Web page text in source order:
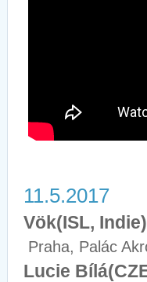
11.5.2017
Vök(ISL, Indie)
Praha, Palác
Lucie